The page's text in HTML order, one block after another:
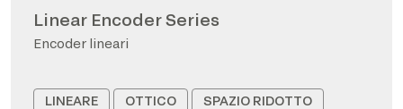
Linear Encoder Series
Encoder lineari
LINEARE OTTICO SPAZIO RIDOTTO